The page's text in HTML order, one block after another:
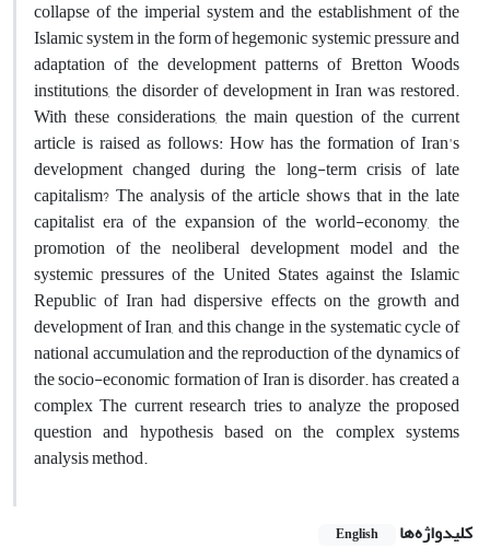
collapse of the imperial system and the establishment of the
Islamic system in the form of hegemonic systemic pressure and
adaptation of the development patterns of Bretton Woods
institutions, the disorder of development in Iran was restored.
With these considerations, the main question of the current
article is raised as follows: How has the formation of Iran's
development changed during the long-term crisis of late
capitalism? The analysis of the article shows that in the late
capitalist era of the expansion of the world-economy, the
promotion of the neoliberal development model and the
systemic pressures of the United States against the Islamic
Republic of Iran had dispersive effects on the growth and
development of Iran, and this change in the systematic cycle of
national accumulation and the reproduction of the dynamics of
the socio-economic formation of Iran is disorder. has created a
complex The current research tries to analyze the proposed
question and hypothesis based on the complex systems
analysis method.
کلیدواژه‌ها English